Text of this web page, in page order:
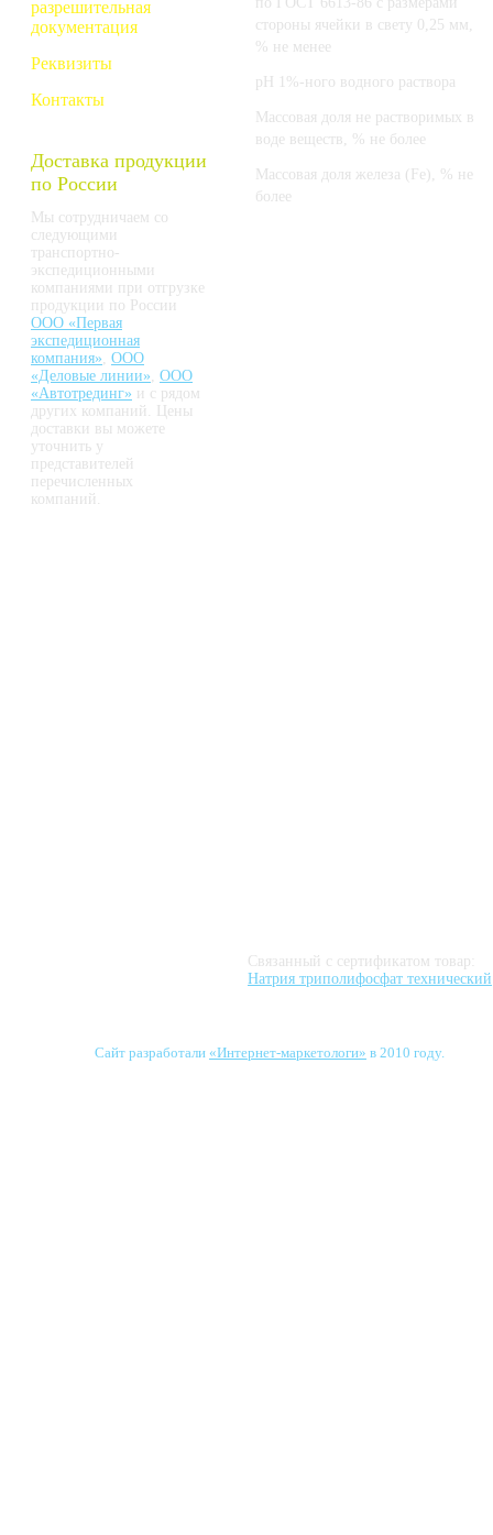
разрешительная
документация
Реквизиты
Контакты
Доставка продукции
по России
Мы сотрудничаем со
следующими
транспортно-
экспедиционными
компаниями при отгрузке
продукции по России
ООО «Первая
экспедиционная
компания», ООО
«Деловые линии», ООО
«Автотрединг» и с рядом
других компаний. Цены
доставки вы можете
уточнить у
представителей
перечисленных
компаний.
стороны ячейки в свету 0,25 мм,
% не менее
pH 1%-ного водного раствора
Массовая доля не растворимых в
воде веществ, % не более
Массовая доля железа (Fe), % не
более
Связанный с сертификатом товар:
Натрия триполифосфат технический
Сайт разработали «Интернет-маркетологи» в 2010 году.